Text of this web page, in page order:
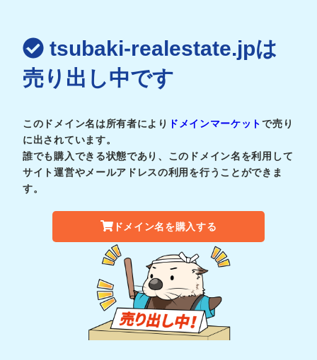
tsubaki-realestate.jpは
売り出し中です
このドメイン名は所有者により ドメインマーケットで売り
に出されています。
誰でも購入できる状態であり、このドメイン名を利用して
サイト運営やメールアドレスの利用を行うことができま
す。
ドメイン名を購入する